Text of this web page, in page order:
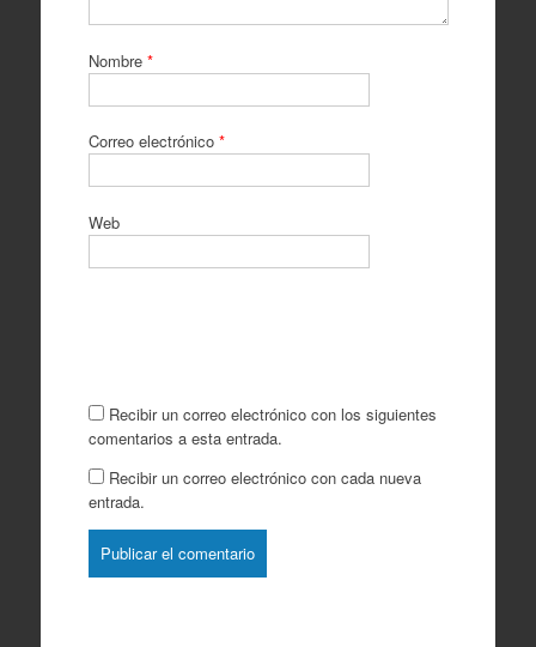
Nombre *
Correo electrónico *
Web
Recibir un correo electrónico con los siguientes
comentarios a esta entrada.
Recibir un correo electrónico con cada nueva
entrada.